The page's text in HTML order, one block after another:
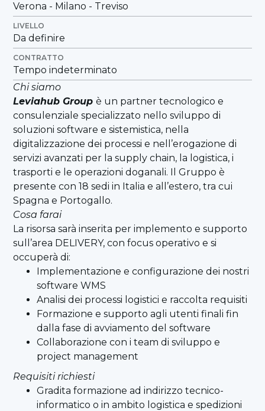
Verona - Milano - Treviso
LIVELLO
Da definire
CONTRATTO
Tempo indeterminato
Chi siamo
Leviahub Groupè un partner tecnologico e
consulenziale specializzato nello sviluppo di
soluzioni software e sistemistica, nella
digitalizzazione dei processi e nell’erogazione di
servizi avanzati per la supply chain, la logistica, i
trasporti e le operazioni doganali. Il Gruppo è
presente con 18 sedi in Italia e all’estero, tra cui
Spagna e Portogallo.
Cosa farai
La risorsa sarà inserita per implemento e supporto
sull’area DELIVERY, con focus operativo e si
occuperà di:
Implementazione e configurazione dei nostri
software WMS
Analisi dei processi logistici e raccolta requisiti
Formazione e supporto agli utenti finali fin
dalla fase di avviamento del software
Collaborazione con i team di sviluppo e
project management
Requisiti richiesti
Gradita formazione ad indirizzo tecnico-
informatico o in ambito logistica e spedizioni